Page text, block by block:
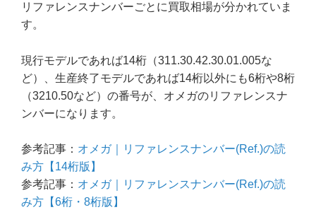
リファレンスナンバーごとに買取相場が分かれていま
す。
現行モデルであれば14桁（311.30.42.30.01.005な
ど）、生産終了モデルであれば14桁以外にも6桁や8桁
（3210.50など）の番号が、オメガのリファレンスナ
ンバーになります。
参考記事： オメガ｜リファレンスナンバー(Ref.)の読
み方【14桁版】
参考記事： オメガ｜リファレンスナンバー(Ref.)の読
み方【6桁・8桁版】